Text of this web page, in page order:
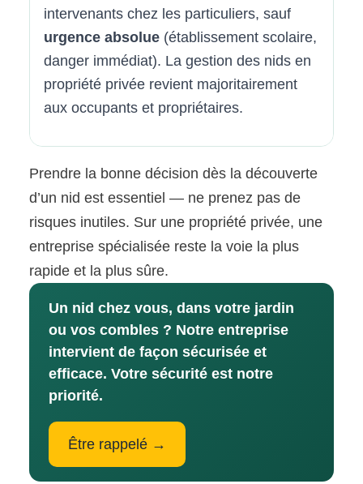
intervenants chez les particuliers, sauf
urgence absolue (établissement scolaire,
danger immédiat). La gestion des nids en
propriété privée revient majoritairement
aux occupants et propriétaires.
Prendre la bonne décision dès la découverte
d’un nid est essentiel — ne prenez pas de
risques inutiles. Sur une propriété privée, une
entreprise spécialisée reste la voie la plus
rapide et la plus sûre.
Un nid chez vous, dans votre jardin
ou vos combles ? Notre entreprise
intervient de façon sécurisée et
efficace. Votre sécurité est notre
priorité.
Être rappelé →